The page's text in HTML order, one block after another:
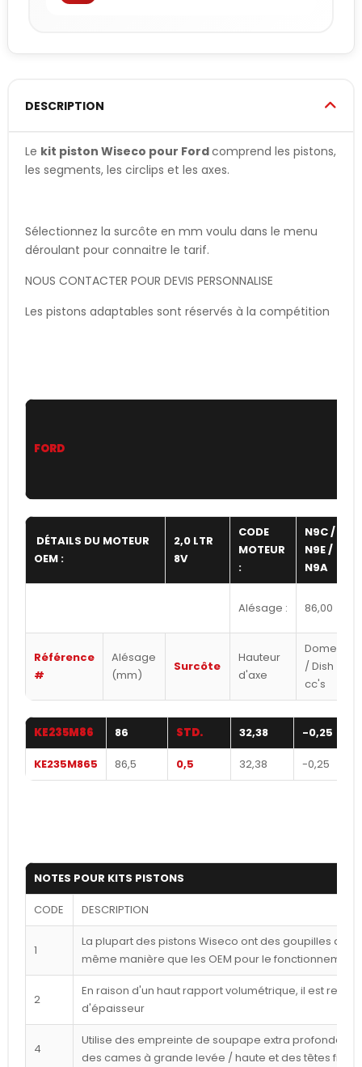
DESCRIPTION
Le kit piston Wiseco pour Fordcomprend les pistons,
les segments, les circlips et les axes.
Sélectionnez la surcôte en mm voulu dans le menu
déroulant pour connaitre le tarif.
NOUS CONTACTER POUR DEVIS PERSONNALISE
Les pistons adaptables sont réservés à la compétition
FORD
DÉTAILS DU MOTEUR
OEM :
2,0 LTR
8V
CODE
MOTEUR
:
N9C /
N9E /
N9A
Alésage : 86,00
Référence
#
Alésage
(mm)
Surcôte
Hauteur
d'axe
Dome
/ Dish
cc's
KE235M86 86 STD. 32,38 -0,25
KE235M865 86,5 0,5 32,38 -0,25
NOTES POUR KITS PISTONS
CODE DESCRIPTION
1
La plupart des pistons Wiseco ont des goupilles
même manière que les OEM pour le
2
En raison d'un haut rapport volumétrique, il est
d'épaisseur
4
Utilise des empreinte de soupape extra profondes
des cames à grande levée / haute et des têtes